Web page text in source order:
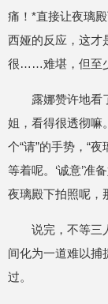
痛！*直接让夜璃
西娅的反应，这才
很……难堪，但至
露娜赞许地看
姐，看得很透彻嘛
个“请”的手势，“
等着呢。‘诚意’准
夜璃殿下拍照呢
说完，不等三
间化为一道难以捕
过。